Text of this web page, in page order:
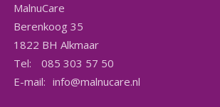
MalnuCare
Berenkoog 35
1822 BH Alkmaar
Tel:
085 303 57 50
E-mail: info@malnucare.nl